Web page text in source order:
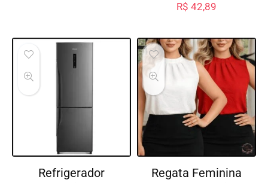
R$ 42,89
Refrigerador
Regata Feminina